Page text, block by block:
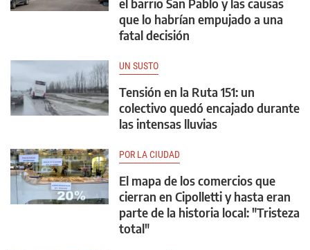
que lo habrían empujado a una
fatal decisión
UN SUSTO
Tensión en la Ruta 151: un
colectivo quedó encajado durante
las intensas lluvias
POR LA CIUDAD
El mapa de los comercios que
cierran en Cipolletti y hasta eran
parte de la historia local: "Tristeza
total"